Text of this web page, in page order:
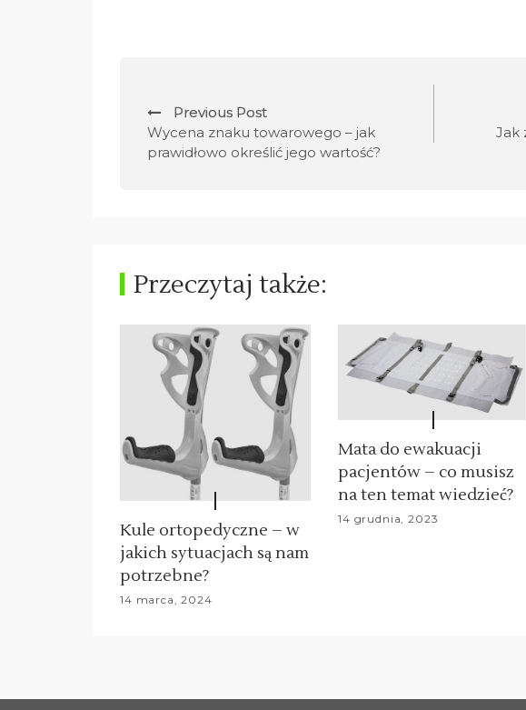
a
a
j
p
s
u
Previous Post
Wycena znaku towarowego – jak
prawidłowo określić jego wartość?
Jak
Przeczytaj także:
Kule ortopedyczne – w
jakich sytuacjach są nam
potrzebne?
14 marca, 2024
Mata do ewakuacji
pacjentów – co musisz
na ten temat wiedzieć?
14 grudnia, 2023